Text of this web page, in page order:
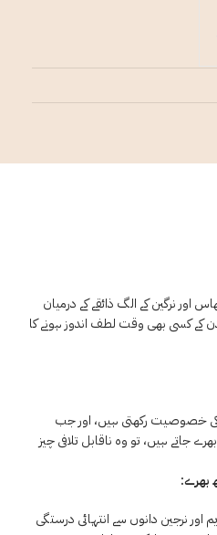
اور نرگین کے الگ ذائقے کے درمیان
کے کسی بھی وقت لطف اندوز ہونے کا
کی خصوصیت رکھتی ہیں، اور جب
جاتے ہیں، تو وہ ناقابل تلافی چیز
بھرے:
اور نرجین دانوں سے انتہائی درستگی